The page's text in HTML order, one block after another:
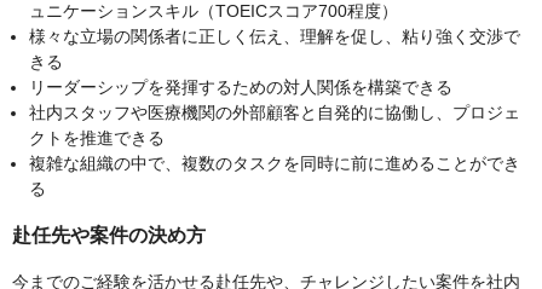
ュニケーションスキル（TOEICスコア700程度）
様々な立場の関係者に正しく伝え、理解を促し、粘り強く交渉で
きる
リーダーシップを発揮するための対人関係を構築できる
社内スタッフや医療機関の外部顧客と自発的に協働し、プロジェ
クトを推進できる
複雑な組織の中で、複数のタスクを同時に前に進めることができ
る
赴任先や案件の決め方
今までのご経験を活かせる赴任先や、チャレンジしたい案件を社内